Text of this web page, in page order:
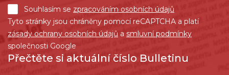
Souhlasím se zpracováním osobních údajů
Tyto stránky jsou chráněny pomocí reCAPTCHA a platí
zásady ochrany osobních údajů a smluvní podmínky
společnosti Google
Přečtěte si aktuální číslo Bulletinu